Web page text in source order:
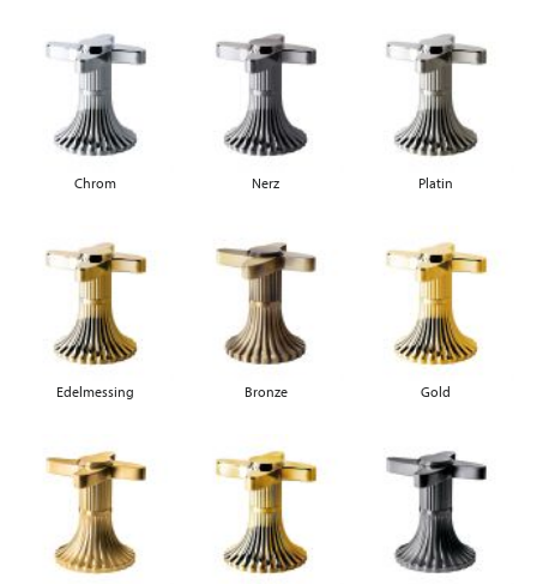
Chrom Nerz Platin
Edelmessing Bronze Gold